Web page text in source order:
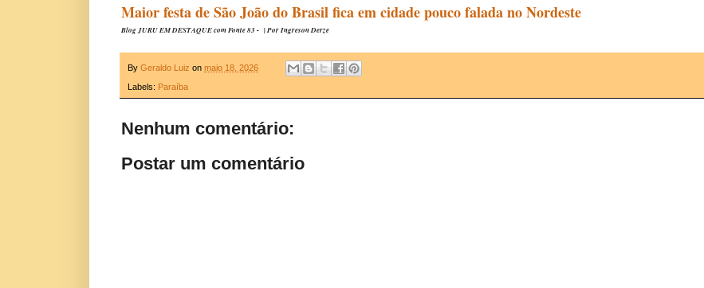
Maior festa de São João do Brasil fica em cidade pouco falada no Nordeste
Blog JURU EM DESTAQUE com Fonte 83 - | PorIngreson Derze
By Geraldo Luiz on maio 18, 2026
Labels: Paraíba
Nenhum comentário:
Postar um comentário